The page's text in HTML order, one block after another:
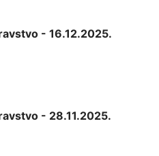
- 16.12.2025.
- 28.11.2025.